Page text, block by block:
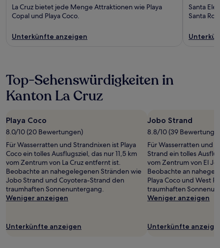
La Cruz bietet jede Menge Attraktionen wie Playa
Copal und Playa Coco.
Unterkünfte anzeigen
Santa
Santa
Top-Sehenswürdigkeiten in
Kanton La Cruz
Playa Coco
8.0/10 (20 Bewertungen)
Für Wasserratten und Strandnixen ist Playa
Coco ein tolles Ausflugsziel, das nur 11,5 km
vom Zentrum von La Cruz entfernt ist.
Beobachte an nahegelegenen Stränden wie
Jobo Strand und Coyotera-Strand den
traumhaften Sonnenuntergang.
Weniger anzeigen
Unterkünfte anzeigen
Jobo Strand
8.8/10 (39
Für Wasserratten und
Strand ein tolles
vom Zentrum von El
Beobachte an
Playa Coco und West
traumhaften
Weniger anzeigen
Unterkünfte